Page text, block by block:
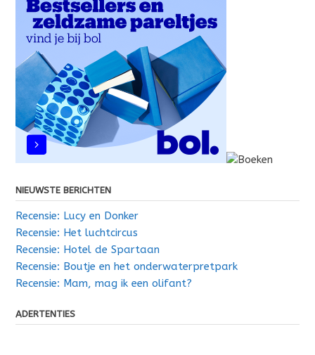
NIEUWSTE BERICHTEN
Recensie: Lucy en Donker
Recensie: Het luchtcircus
Recensie: Hotel de Spartaan
Recensie: Boutje en het onderwaterpretpark
Recensie: Mam, mag ik een olifant?
ADERTENTIES